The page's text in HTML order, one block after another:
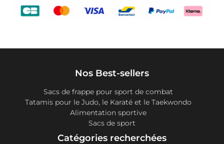
Nos Best-sellers
Sacs de frappe pour sport de combat
Tatamis pour le Judo, le Karaté et le Taekwondo
Alimentation sportive
Sacs de sport
Catégories recherchées